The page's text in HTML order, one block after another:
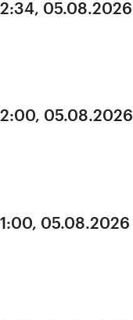
05.08.2026
05.08.2026
05.08.2026